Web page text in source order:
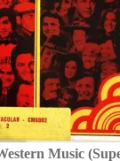
Music